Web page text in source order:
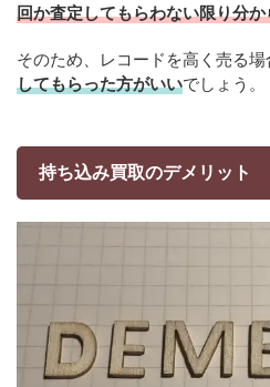
回か査定してもらわない限り分
そのため、レコードを高く売る場
してもらった方がいいでしょう。
持ち込み買取のデメリット